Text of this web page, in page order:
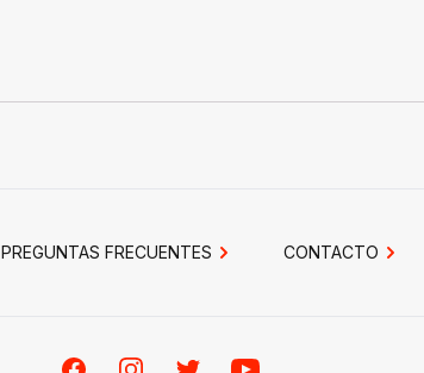
PREGUNTAS FRECUENTES CONTACTO